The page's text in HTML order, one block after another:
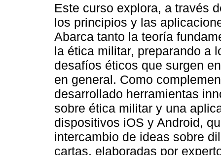
Este curso explora, a través
los principios y las
Abarca tanto la teoría
la ética militar, preparando a
desafíos éticos que surgen
en general. Como
desarrollado herramientas
sobre ética militar y una
dispositivos iOS y Android,
intercambio de ideas sobre
cartas, elaboradas por